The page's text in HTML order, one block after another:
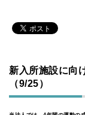
新入所施設に向
（9/25）